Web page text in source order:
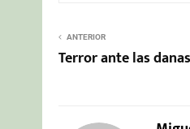
ANTERIOR
Terror ante las danas